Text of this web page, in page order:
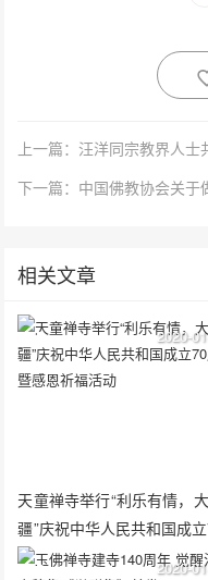
上一篇：汪洋同宗教界人
下一篇：中国佛教协会关
相关文章
天童禅寺举行“利乐有情，
疆”庆祝中华人民共和国成
年暨感恩祈福活动
2020-
2020-